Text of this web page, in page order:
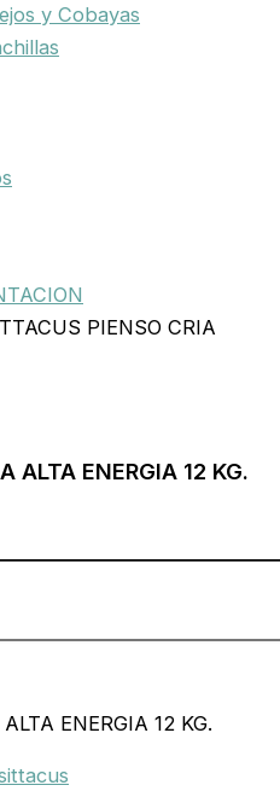
y Cobayas
PIENSO CRIA
ALTA ENERGIA 12 KG.
ENERGIA 12 KG.